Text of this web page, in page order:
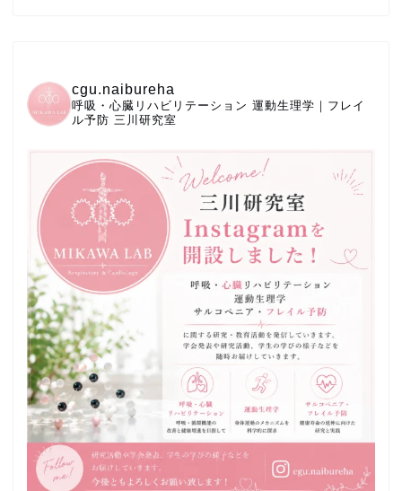
cgu.naibureha
呼吸・心臓リハビリテーション 運動生理学｜フレイ
ル予防 三川研究室